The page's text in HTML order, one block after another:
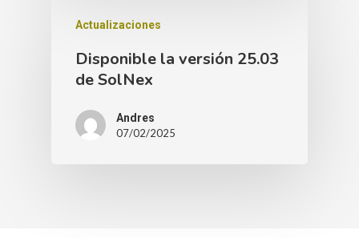
Actualizaciones
Disponible la versión 25.03
de SolNex
Andres
07/02/2025